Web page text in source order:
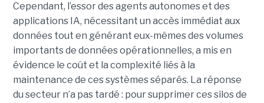
Cependant, l’essor des agents autonomes et des
applications IA, nécessitant un accès immédiat aux
données tout en générant eux-mêmes des volumes
importants de données opérationnelles, a mis en
évidence le coût et la complexité liés à la
maintenance de ces systèmes séparés. La réponse
du secteur n’a pas tardé : pour supprimer ces silos de